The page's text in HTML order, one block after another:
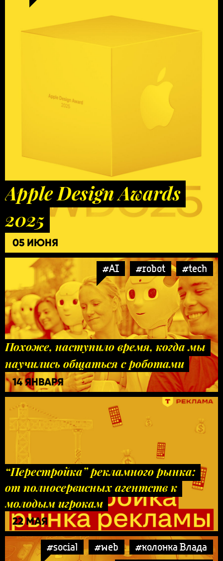
Apple Design Awards
2025
05 ИЮНЯ
#AI #robot #tech
Похоже, наступило время, когда мы
научились общаться с роботами
14 ЯНВАРЯ
“Перестройка” рекламного рынка:
от полносервисных агентств к
молодым игрокам
22 МАЯ
#social #web
#колонка Влада